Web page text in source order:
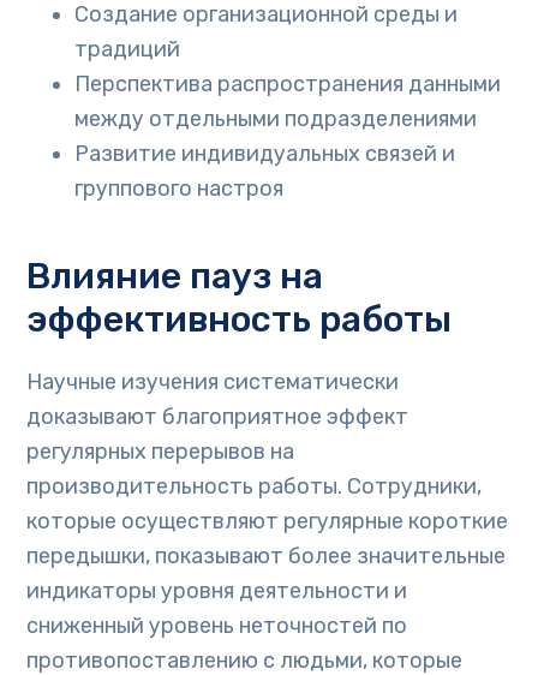
Создание организационной среды и
традиций
Перспектива распространения данными
между отдельными подразделениями
Развитие индивидуальных связей и
группового настроя
Влияние пауз на
эффективность работы
Научные изучения систематически
доказывают благоприятное эффект
регулярных перерывов на
производительность работы. Сотрудники,
которые осуществляют регулярные короткие
передышки, показывают более значительные
индикаторы уровня деятельности и
сниженный уровень неточностей по
противопоставлению с людьми, которые